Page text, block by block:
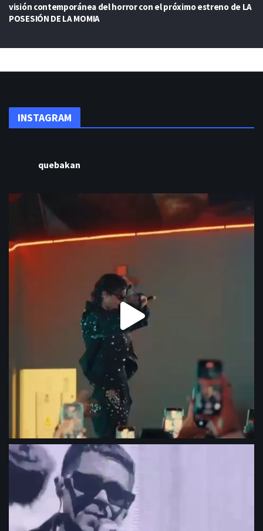
visión contemporánea del horror con el próximo estreno de LA
POSESIÓN DE LA MOMIA
INSTAGRAM
quebakan